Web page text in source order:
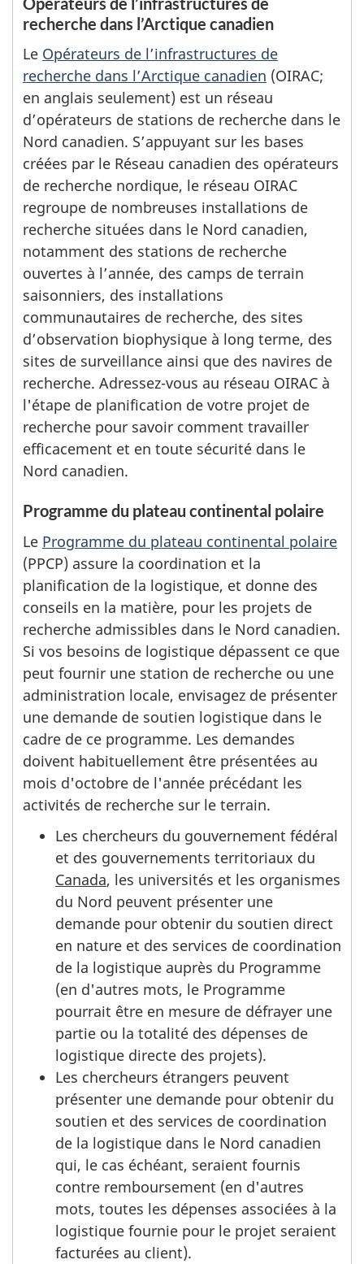
recherche dans l’Arctique canadien
Le Opérateurs de l’infrastructures de
recherche dans l’Arctique canadien (OIRAC;
en anglais seulement) est un réseau
d’opérateurs de stations de recherche dans le
Nord canadien. S’appuyant sur les bases
créées par le Réseau canadien des opérateurs
de recherche nordique, le réseau OIRAC
regroupe de nombreuses installations de
recherche situées dans le Nord canadien,
notamment des stations de recherche
ouvertes à l’année, des camps de terrain
saisonniers, des installations
communautaires de recherche, des sites
d’observation biophysique à long terme, des
sites de surveillance ainsi que des navires de
recherche. Adressez-vous au réseau OIRAC à
l'étape de planification de votre projet de
recherche pour savoir comment travailler
efficacement et en toute sécurité dans le
Nord canadien.
Programme du plateau continental polaire
Le Programme du plateau continental polaire
(PPCP) assure la coordination et la
planification de la logistique, et donne des
conseils en la matière, pour les projets de
recherche admissibles dans le Nord canadien.
Si vos besoins de logistique dépassent ce que
peut fournir une station de recherche ou une
administration locale, envisagez de présenter
une demande de soutien logistique dans le
cadre de ce programme. Les demandes
doivent habituellement être présentées au
mois d'octobre de l'année précédant les
activités de recherche sur le terrain.
Les chercheurs du gouvernement fédéral
et des gouvernements territoriaux du
Canada, les universités et les organismes
du Nord peuvent présenter une
demande pour obtenir du soutien direct
en nature et des services de coordination
de la logistique auprès du Programme
(en d'autres mots, le Programme
pourrait être en mesure de défrayer une
partie ou la totalité des dépenses de
logistique directe des projets).
Les chercheurs étrangers peuvent
présenter une demande pour obtenir du
soutien et des services de coordination
de la logistique dans le Nord canadien
qui, le cas échéant, seraient fournis
contre remboursement (en d'autres
mots, toutes les dépenses associées à la
logistique fournie pour le projet seraient
facturées au client).